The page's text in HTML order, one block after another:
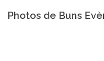
Photos de Buns